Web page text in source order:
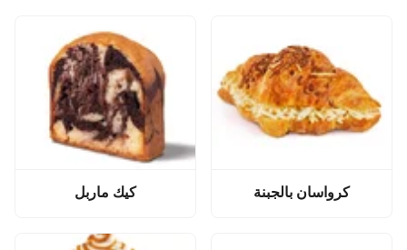
كرواسان بالجبنة كيك ماربل